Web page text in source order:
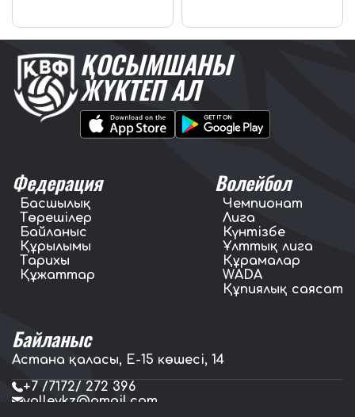
ҚОСЫМШАНЫ
ЖҮКТЕП АЛ
Федерация
Басшылық
Төрешілер
Байланыс
Құрылымы
Тарихы
Құжаттар
Волейбол
Чемпионат
Лига
Күнтізбе
Ұлттық лига
Құрамалар
WADA
Құпиялық саясат
Байланыс
Астана қаласы, E-15 көшесі, 14
+7 /7172/ 272 396
volleykz@gmail.com